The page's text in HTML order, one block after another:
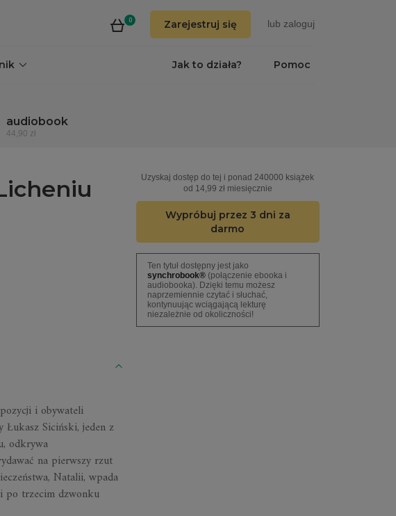
0 Zarejestruj się lub zaloguj
Pomoc
Jak to działa?
audiobook
44,90 zł
Uzyskaj dostęp do tej i ponad 240000 książek
od 14,99 zł miesięcznie
Wypróbuj przez 3 dni za
darmo
Ten tytuł dostępny jest jako
synchrobook®(połączenie ebooka i
audiobooka). Dzięki temu możesz
naprzemiennie czytać i słuchać,
kontynuując wciągającą lekturę
niezależnie od okoliczności!
i obywateli
Łukasz Siciński, jeden z
odkrywa
na pierwszy rzut
Natalii, wpada
po trzecim dzwonku